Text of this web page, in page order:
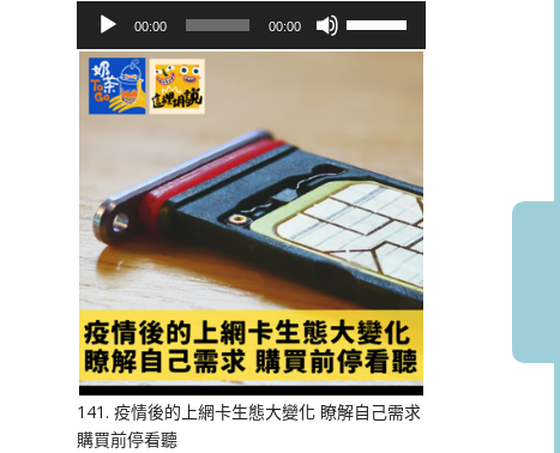
播
放
00:00 00:00
鍵
以
提
高
或
降
低
音
量。
141. 疫情後的上網卡生態大變化 瞭解自己需求
購買前停看聽